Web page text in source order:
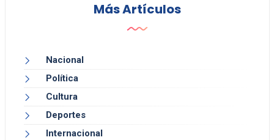
Más Artículos
Nacional
Política
Cultura
Deportes
Internacional